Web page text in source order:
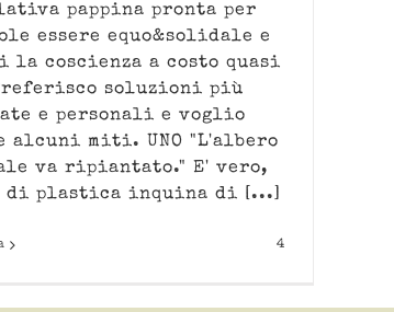
pappina pronta per
essere equo&solidale e
coscienza a costo quasi
soluzioni più
e personali e voglio
alcuni miti. UNO "L'albero
va ripiantato." E' vero,
di plastica inquina di [...]
4